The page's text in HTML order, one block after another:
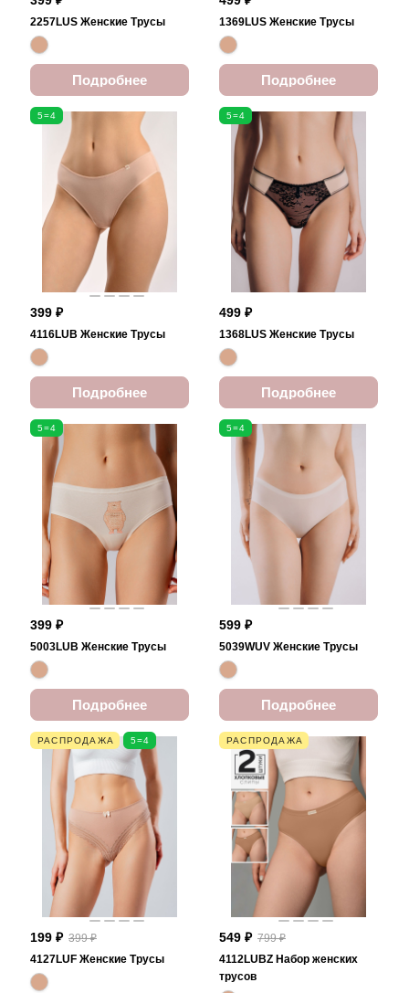
2257LUS Женские Трусы
Подробнее
1369LUS Женские Трусы
Подробнее
5=4
399 ₽
4116LUB Женские Трусы
Подробнее
5=4
499 ₽
1368LUS Женские Трусы
Подробнее
5=4
399 ₽
5003LUB Женские Трусы
Подробнее
5=4
599 ₽
5039WUV Женские Трусы
Подробнее
РАСПРОДАЖА 5=4
199 ₽ 399 ₽
4127LUF Женские Трусы
РАСПРОДАЖА
549 ₽ 799 ₽
4112LUBZ Набор женских
трусов